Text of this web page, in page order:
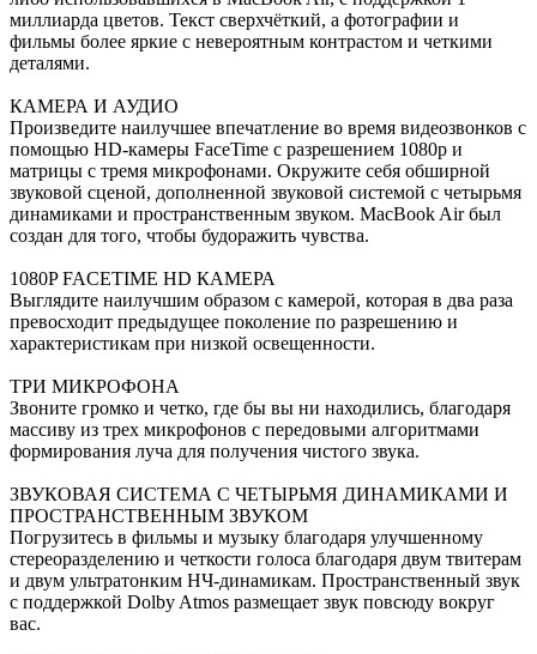
миллиарда цветов. Текст сверхчёткий, а фотографии и
фильмы более яркие с невероятным контрастом и четкими
деталями.
КАМЕРА И АУДИО
Произведите наилучшее впечатление во время видеозвонков с
помощью HD-камеры FaceTime с разрешением 1080p и
матрицы с тремя микрофонами. Окружите себя обширной
звуковой сценой, дополненной звуковой системой с четырьмя
динамиками и пространственным звуком. MacBook Air был
создан для того, чтобы будоражить чувства.
1080P FACETIME HD КАМЕРА
Выглядите наилучшим образом с камерой, которая в два раза
превосходит предыдущее поколение по разрешению и
характеристикам при низкой освещенности.
ТРИ МИКРОФОНА
Звоните громко и четко, где бы вы ни находились, благодаря
массиву из трех микрофонов с передовыми алгоритмами
формирования луча для получения чистого звука.
ЗВУКОВАЯ СИСТЕМА С ЧЕТЫРЬМЯ ДИНАМИКАМИ И
ПРОСТРАНСТВЕННЫМ ЗВУКОМ
Погрузитесь в фильмы и музыку благодаря улучшенному
стереоразделению и четкости голоса благодаря двум твитерам
и двум ультратонким НЧ-динамикам. Пространственный звук
с поддержкой Dolby Atmos размещает звук повсюду вокруг
вас.